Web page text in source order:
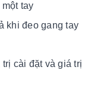
tay
khi đeo gang tay
cài đặt và giá trị